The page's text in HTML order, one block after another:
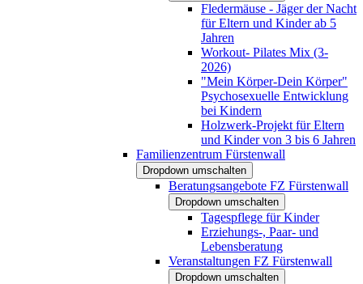
Fledermäuse - Jäger der Nacht
für Eltern und Kinder ab 5
Jahren
Workout- Pilates Mix (3-
2026)
"Mein Körper-Dein Körper"
Psychosexuelle Entwicklung
bei Kindern
Holzwerk-Projekt für Eltern
und Kinder von 3 bis 6 Jahren
Familienzentrum Fürstenwall
Dropdown umschalten
Beratungsangebote FZ Fürstenwall
Dropdown umschalten
Tagespflege für Kinder
Erziehungs-, Paar- und
Lebensberatung
Veranstaltungen FZ Fürstenwall
Dropdown umschalten